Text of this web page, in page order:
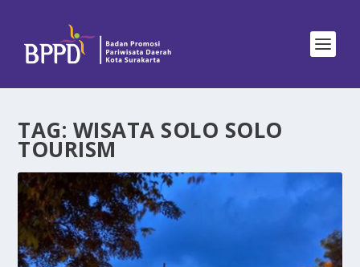
TAG: WISATA SOLO SOLO
TOURISM